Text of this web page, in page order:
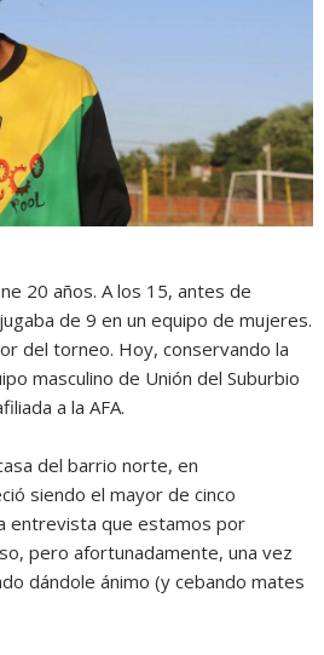
20 años. A los 15, antes de
de 9 en un equipo de mujeres.
del torneo. Hoy, conservando la
masculino de Unión del Suburbio
a la AFA.
del barrio norte, en
siendo el mayor de cinco
entrevista que estamos por
pero afortunadamente, una vez
dándole ánimo (y cebando mates